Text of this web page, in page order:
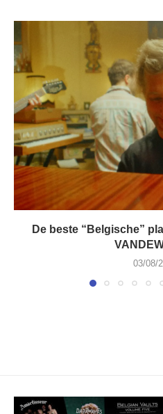
De beste “Belgische”
03/08/